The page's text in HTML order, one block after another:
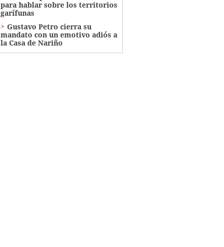
para hablar sobre los territorios
garífunas
Gustavo Petro cierra su
mandato con un emotivo adiós a
la Casa de Nariño